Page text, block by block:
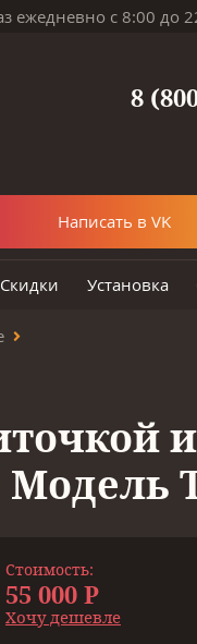
ежедневно с 8:00 до
8
Написать в VK
Скидки Установка
Модель
Стоимость:
55 000 Р
Хочу дешевле